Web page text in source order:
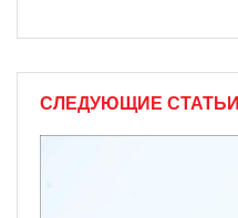
СЛЕДУЮЩИЕ СТАТЬИ